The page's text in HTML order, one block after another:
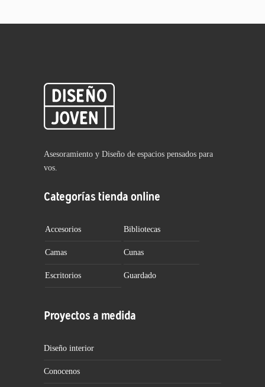
Asesoramiento y Diseño de espacios pensados para
vos.
Categorías tienda online
Accesorios Bibliotecas
Camas Cunas
Escritorios Guardado
Proyectos a medida
Diseño interior
Conocenos